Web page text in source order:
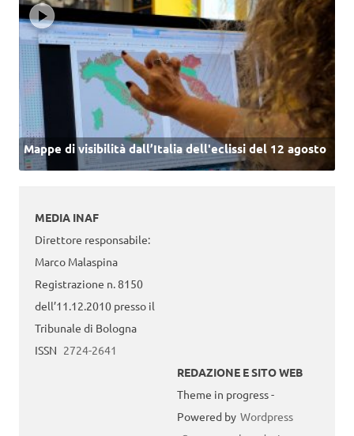
Mappe di visibilità dall’Italia dell'eclissi del 12 agosto
MEDIA INAF
Direttore responsabile:
Marco Malaspina
Registrazione n. 8150
dell’11.12.2010 presso il
Tribunale di Bologna
ISSN 2724-2641
REDAZIONE E SITO WEB
Theme in progress -
Powered by Wordpress